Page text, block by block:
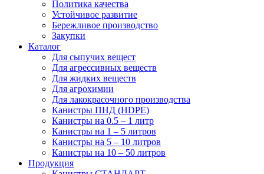
Политика качества
Устойчивое развитие
Бережливое производство
Закупки
Каталог
Для сыпучих вещест
Для агрессивных веществ
Для жидких веществ
Для агрохимии
Для лакокрасочного производства
Канистры ПНД (HDPE)
Канистры на 0.5 – 1 литр
Канистры на 1 – 5 литров
Канистры на 5 – 10 литров
Канистры на 10 – 50 литров
Продукция